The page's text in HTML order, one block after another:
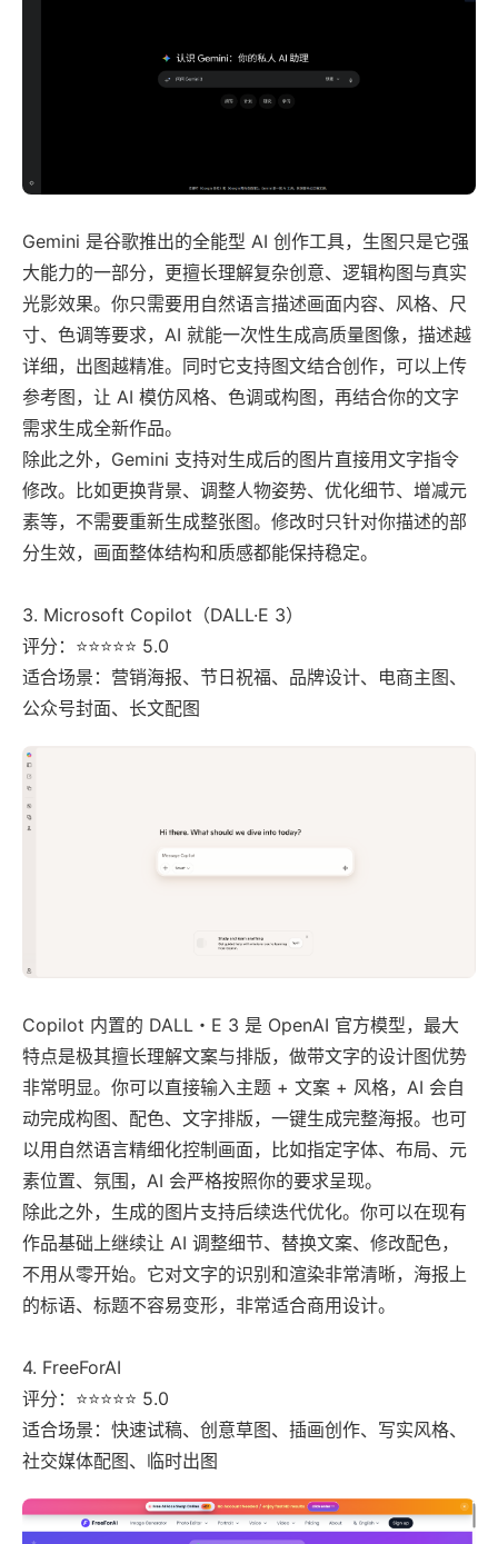
Gemini 是谷歌推出的全能型 AI 创作工具，生图只是它强
大能力的一部分，更擅长理解复杂创意、逻辑构图与真实
光影效果。你只需要用自然语言描述画面内容、风格、尺
寸、色调等要求，AI 就能一次性生成高质量图像，描述越
详细，出图越精准。同时它支持图文结合创作，可以上传
参考图，让 AI 模仿风格、色调或构图，再结合你的文字
需求生成全新作品。
除此之外，Gemini 支持对生成后的图片直接用文字指令
修改。比如更换背景、调整人物姿势、优化细节、增减元
素等，不需要重新生成整张图。修改时只针对你描述的部
分生效，画面整体结构和质感都能保持稳定。
3. Microsoft Copilot（DALL·E 3）
评分：⭐⭐⭐⭐⭐ 5.0
适合场景：营销海报、节日祝福、品牌设计、电商主图、
公众号封面、长文配图
Copilot 内置的 DALL・E 3 是 OpenAI 官方模型，最大
特点是极其擅长理解文案与排版，做带文字的设计图优势
非常明显。你可以直接输入主题 + 文案 + 风格，AI 会自
动完成构图、配色、文字排版，一键生成完整海报。也可
以用自然语言精细化控制画面，比如指定字体、布局、元
素位置、氛围，AI 会严格按照你的要求呈现。
除此之外，生成的图片支持后续迭代优化。你可以在现有
作品基础上继续让 AI 调整细节、替换文案、修改配色，
不用从零开始。它对文字的识别和渲染非常清晰，海报上
的标语、标题不容易变形，非常适合商用设计。
4. FreeForAI
评分：⭐⭐⭐⭐⭐ 5.0
适合场景：快速试稿、创意草图、插画创作、写实风格、
社交媒体配图、临时出图